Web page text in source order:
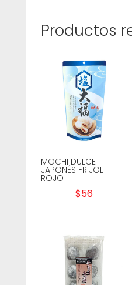
Productos
MOCHI DULCE
JAPONÉS FRIJOL
ROJO
$56